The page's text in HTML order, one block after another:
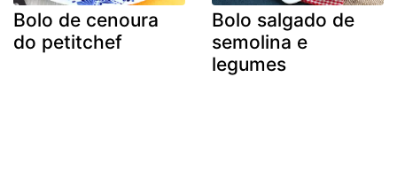
Bolo de cenoura
do petitchef
Bolo salgado de
semolina e
legumes